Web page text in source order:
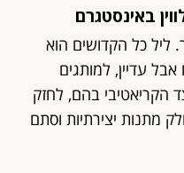
באינסטגרם
ליל כל הקדושים הוא
עדיין, למותגים
הקריאטיבי בהם, לחזק
מתנות יצירתיות וסתם